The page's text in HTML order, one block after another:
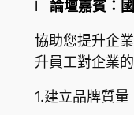
l 論壇嘉賓：
協助您提升企
升員工對企業
1.建立品牌質